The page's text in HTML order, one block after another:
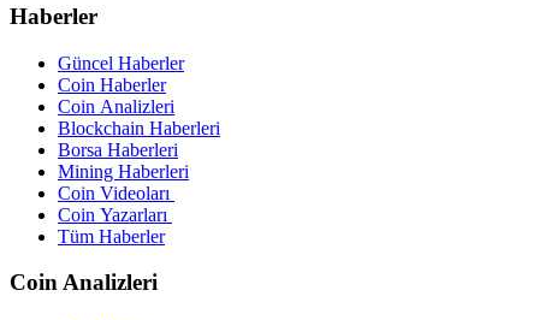
Haberler
Güncel Haberler
Coin Haberler
Coin Analizleri
Blockchain Haberleri
Borsa Haberleri
Mining Haberleri
Coin Videoları
Coin Yazarları
Tüm Haberler
Coin Analizleri